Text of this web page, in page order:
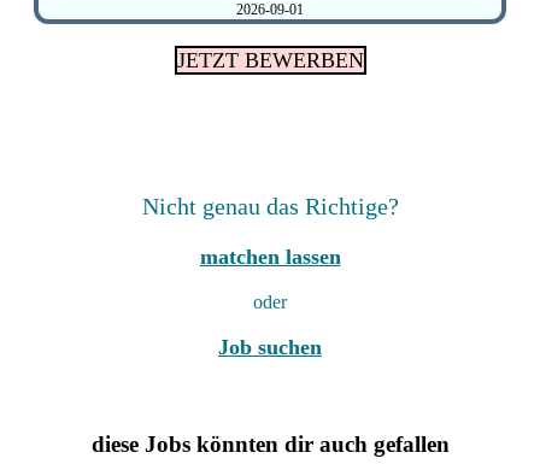
2026-09-01
JETZT BEWERBEN
Nicht genau das Richtige?
matchen lassen
oder
Job suchen
diese Jobs könnten dir auch gefallen